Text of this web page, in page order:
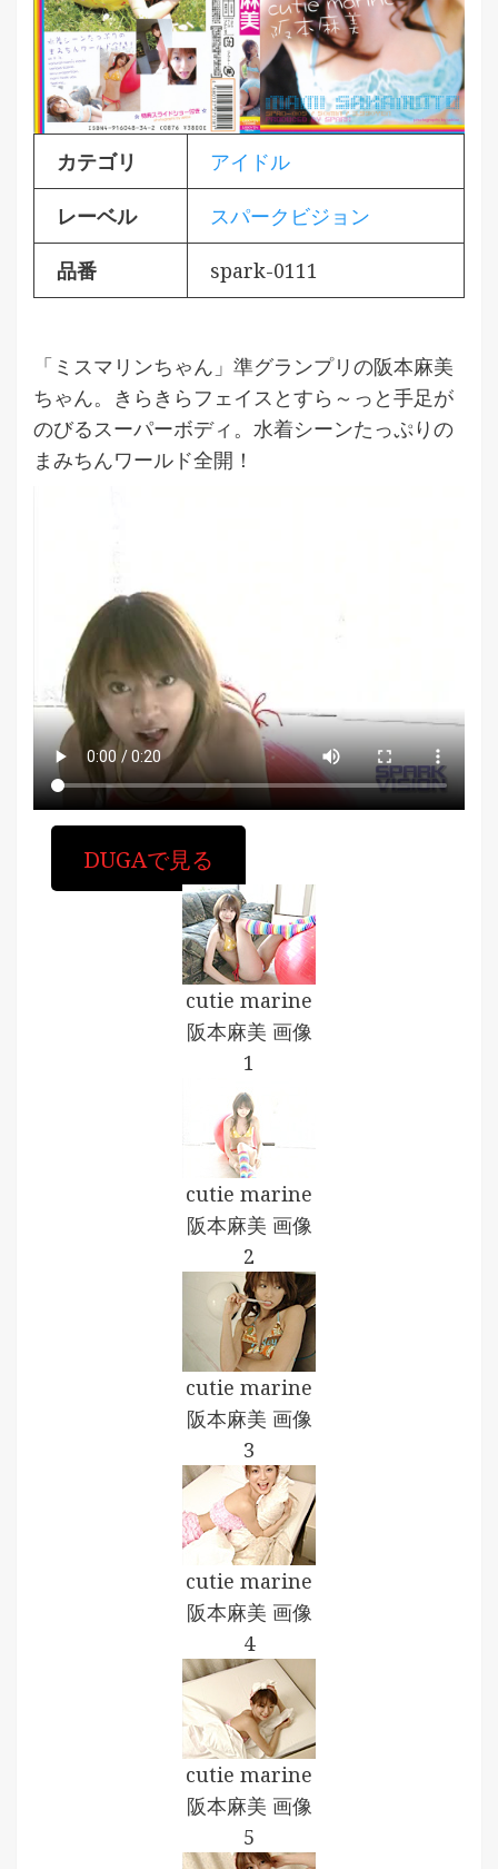
カテゴリ アイドル
レーベル スパークビジョン
品番 spark-0111
「ミスマリンちゃん」準グランプリの阪本麻美
ちゃん。きらきらフェイスとすら～っと手足が
のびるスーパーボディ。水着シーンたっぷりの
まみちんワールド全開！
DUGAで見る
cutie marine
阪本麻美 画像
1
cutie marine
阪本麻美 画像
2
cutie marine
阪本麻美 画像
3
cutie marine
阪本麻美 画像
4
cutie marine
阪本麻美 画像
5